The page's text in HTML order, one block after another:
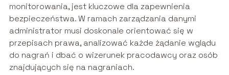
monitorowania, jest kluczowe dla zapewnienia
bezpieczeństwa. W ramach zarządzania danymi
administrator musi doskonale orientować się w
przepisach prawa, analizować każde żądanie wglądu
do nagrań i dbać o wizerunek pracodawcy oraz osób
znajdujących się na nagraniach.